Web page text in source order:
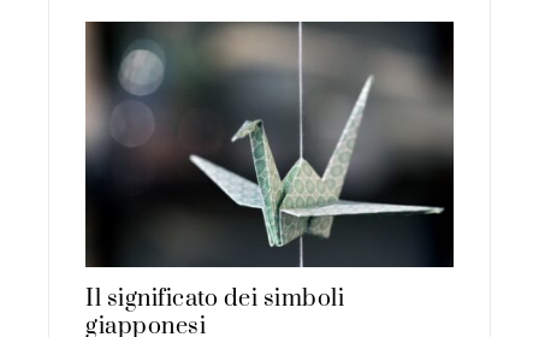
Il significato dei simboli
giapponesi